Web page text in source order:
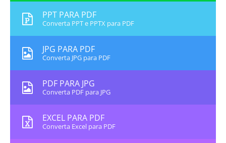
PPT PARA PDF
Converta PPT e PPTX para PDF
JPG PARA PDF
Converta JPG para PDF
PDF PARA JPG
Converta PDF para JPG
EXCEL PARA PDF
Converta Excel para PDF